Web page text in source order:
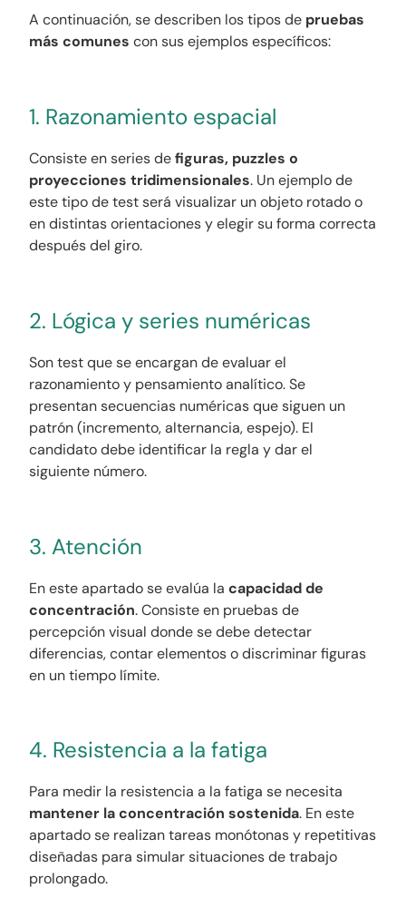
A continuación, se describen los tipos de pruebas
más comunes con sus ejemplos específicos:
1. Razonamiento espacial
Consiste en series defiguras, puzzles o
proyecciones tridimensionales. Un ejemplo de
este tipo de test será visualizar un objeto rotado o
en distintas orientaciones y elegir su forma correcta
después del giro.
2. Lógica y series numéricas
Son test que se encargan de evaluar el
razonamiento y pensamiento analítico. Se
presentan secuencias numéricas que siguen un
patrón (incremento, alternancia, espejo). El
candidato debe identificar la regla y dar el
siguiente número.
3. Atención
En este apartado se evalúa la capacidad de
concentración. Consiste en pruebas de
percepción visual donde se debe detectar
diferencias, contar elementos o discriminar figuras
en un tiempo límite.
4. Resistencia a la fatiga
Para medir la resistencia a la fatiga se necesita
mantener la concentración sostenida. En este
apartado se realizan tareas monótonas y repetitivas
diseñadas para simular situaciones de trabajo
prolongado.